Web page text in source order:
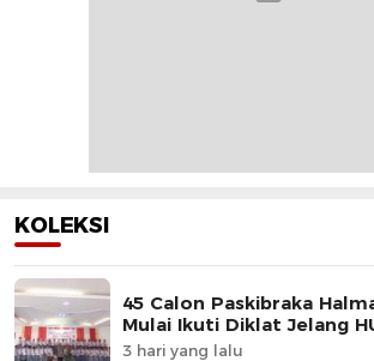
KOLEKSI
45 Calon Paskibraka
Mulai Ikuti Diklat Jelang
3 hari yang lalu